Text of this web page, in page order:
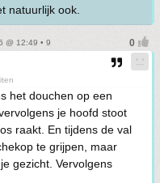
natuurlijk ook.
@ 12:49 • 9
het douchen op een
je hoofd stoot
raakt. En tijdens de val
te grijpen, maar
gezicht. Vervolgens